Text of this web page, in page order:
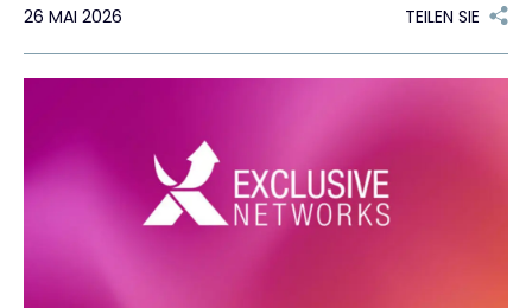
Kontakt
#weareexclusive
26 MAI 2026 TEILEN SIE